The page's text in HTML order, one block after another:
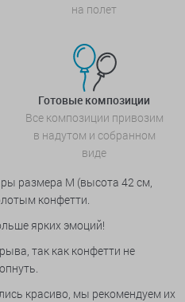
на полет
Готовые композиции
Все композиции привозим
в надутом и собранном
виде
размера М (высота 42 см,
конфетти.
ярких эмоций!
так как конфетти не
красиво, мы рекомендуем их